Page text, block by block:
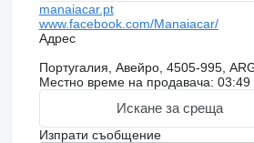
manaiacar.pt
www.facebook.com/Manaiacar/
Адрес
Португалия, Авейро, 4505-995,
Местно време на продавача: 03:49
Искане за среща
Изпрати съобщение